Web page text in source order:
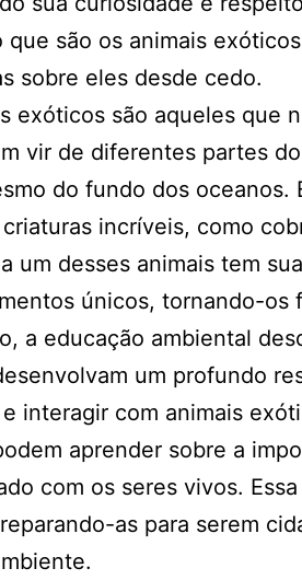
que são os animais
sobre eles desde cedo.
exóticos são aqueles que
vir de diferentes partes
do fundo dos
incríveis, como
um desses animais tem
únicos, tornando-os
a educação ambiental
um profundo
interagir com animais
aprender sobre a
com os seres vivos.
as para serem